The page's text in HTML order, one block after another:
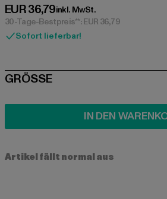
EUR 36,79
Derzeitiger Preis: EUR 36,79
inkl. MwSt.
30-Tage-Bestpreis**: EUR 36,79
Sofort lieferbar!
SIZE
GRÖSSE
IN DEN
Artikel fällt normal aus